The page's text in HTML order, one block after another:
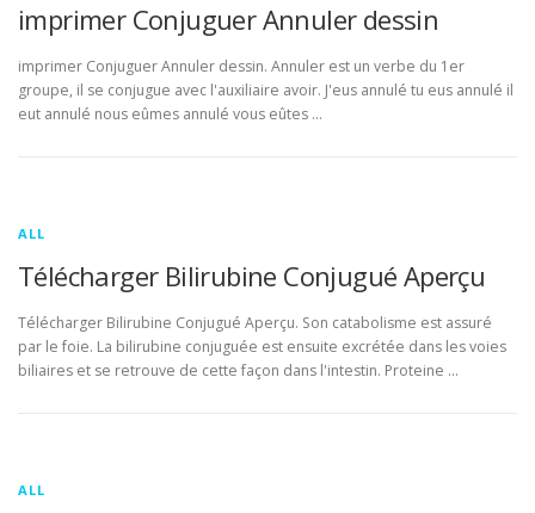
imprimer Conjuguer Annuler dessin
imprimer Conjuguer Annuler dessin. Annuler est un verbe du 1er
groupe, il se conjugue avec l'auxiliaire avoir. J'eus annulé tu eus annulé il
eut annulé nous eûmes annulé vous eûtes …
ALL
Télécharger Bilirubine Conjugué Aperçu
Télécharger Bilirubine Conjugué Aperçu. Son catabolisme est assuré
par le foie. La bilirubine conjuguée est ensuite excrétée dans les voies
biliaires et se retrouve de cette façon dans l'intestin. Proteine …
ALL